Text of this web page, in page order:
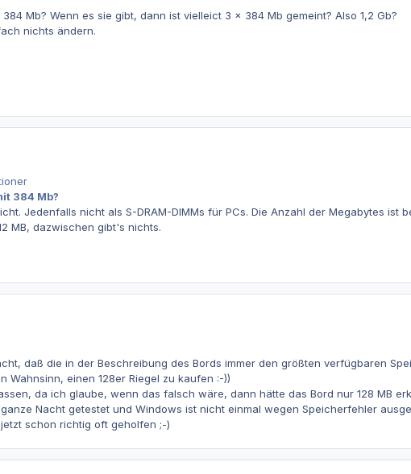
Mb? Wenn es sie gibt, dann ist vielleict 3 x 384 Mb gemeint? Also 1,2 Gb?
nichts ändern.
384 Mb?
Jedenfalls nicht als S-DRAM-DIMMs für PCs. Die Anzahl der Megabytes ist
MB, dazwischen gibt's nichts.
daß die in der Beschreibung des Bords immer den größten verfügbaren
Wahnsinn, einen 128er Riegel zu kaufen :-))
da ich glaube, wenn das falsch wäre, dann hätte das Bord nur 128 MB
Nacht getestet und Windows ist nicht einmal wegen Speicherfehler
schon richtig oft geholfen ;-)